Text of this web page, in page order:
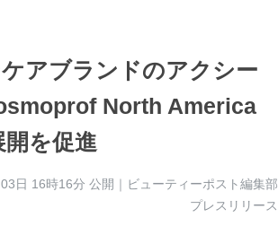
アブランドのアクシー
North America
を促進
日 16時16分 公開｜ビューティーポスト編集部
プレスリリース